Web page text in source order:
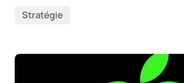
Stratégie